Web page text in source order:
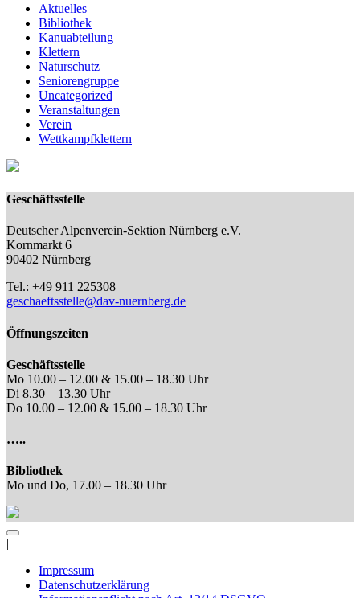
Aktuelles
Bibliothek
Kanuabteilung
Klettern
Naturschutz
Seniorengruppe
Uncategorized
Veranstaltungen
Verein
Wettkampfklettern
Geschäftsstelle
Deutscher Alpenverein-Sektion Nürnberg e.V.
Kornmarkt 6
90402 Nürnberg
Tel.: +49 911 225308
geschaeftsstelle@dav-nuernberg.de
Öffnungszeiten
Geschäftsstelle
Mo 10.00 – 12.00 & 15.00 – 18.30 Uhr
Di 8.30 – 13.30 Uhr
Do 10.00 – 12.00 & 15.00 – 18.30 Uhr
…..
Bibliothek
Mo und Do, 17.00 – 18.30 Uhr
Impressum
Datenschutzerklärung